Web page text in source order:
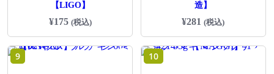
【LIGO】
¥175 (税込)
造】
¥281 (税込)
9 10